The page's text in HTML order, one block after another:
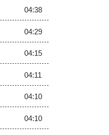
04:38
04:29
04:15
04:11
04:10
04:10